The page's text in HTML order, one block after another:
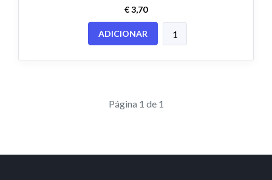
€ 3,70
ADICIONAR
Página 1 de 1